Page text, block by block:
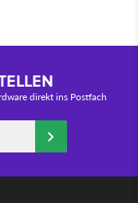
direkt ins Postfach